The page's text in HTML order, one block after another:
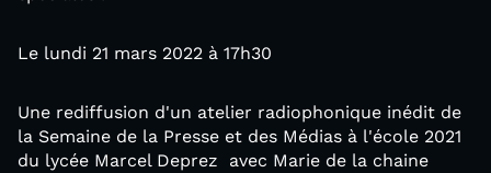
Le lundi 21 mars 2022 à 17h30
Une rediffusion d'un atelier radiophonique inédit de
la Semaine de la Presse et des Médias à l'école 2021
du lycée Marcel Deprez avec Marie de la chaine